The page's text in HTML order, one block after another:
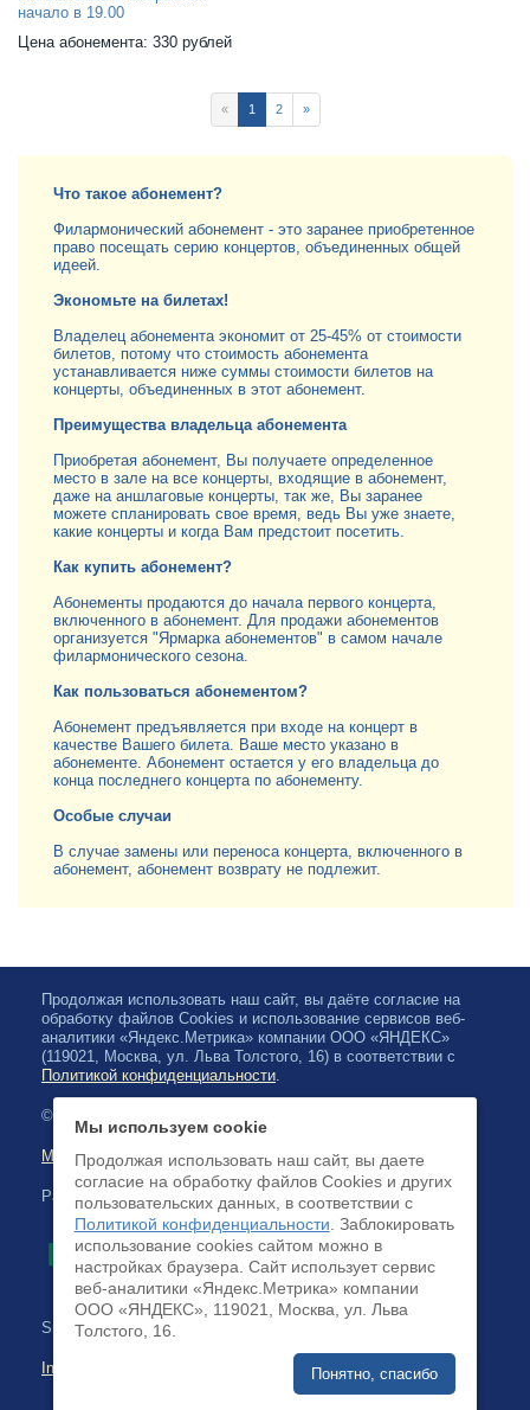
Что такое абонемент?
Филармонический абонемент - это заранее приобретенное
право посещать серию концертов, объединенных общей
идеей.
Экономьте на билетах!
Владелец абонемента экономит от 25-45% от стоимости
билетов, потому что стоимость абонемента
устанавливается ниже суммы стоимости билетов на
концерты, объединенных в этот абонемент.
Преимущества владельца абонемента
Приобретая абонемент, Вы получаете определенное
место в зале на все концерты, входящие в абонемент,
даже на аншлаговые концерты, так же, Вы заранее
можете спланировать свое время, ведь Вы уже знаете,
какие концерты и когда Вам предстоит посетить.
Как купить абонемент?
Абонементы продаются до начала первого концерта,
включенного в абонемент. Для продажи абонементов
организуется "Ярмарка абонементов" в самом начале
филармонического сезона.
Как пользоваться абонементом?
Абонемент предъявляется при входе на концерт в
качестве Вашего билета. Ваше место указано в
абонементе. Абонемент остается у его владельца до
конца последнего концерта по абонементу.
Особые случаи
В случае замены или переноса концерта, включенного в
абонемент, абонемент возврату не подлежит.
начало в 19.00
Цена абонемента: 330 рублей
« 1 2 »
Продолжая использовать наш сайт, вы даёте согласие на
обработку файлов Cookies и использование сервисов веб-
аналитики «Яндекс.Метрика» компании ООО «ЯНДЕКС»
(119021, Москва, ул. Льва Толстого, 16) в соответствии с
Политикой конфиденциальности.
© 2026, Karelian State Philharmonic
Map of site
Payment by credit cards available
Site development:
Internet business systems
Мы используем cookie
Продолжая использовать наш сайт, вы даете
согласие на обработку файлов Cookies и других
пользовательских данных, в соответствии с
Политикой конфиденциальности . Заблокировать
использование cookies сайтом можно в
настройках браузера. Cайт использует сервис
веб-аналитики «Яндекс.Метрика» компании
ООО «ЯНДЕКС», 119021, Москва, ул. Льва
Толстого, 16.
Понятно, спасибо